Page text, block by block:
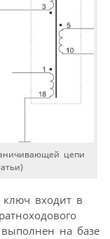
цепи
ключ входит в
выполнен на базе